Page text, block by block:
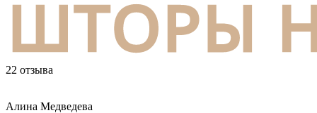
22 отзыва
Алина Медведева